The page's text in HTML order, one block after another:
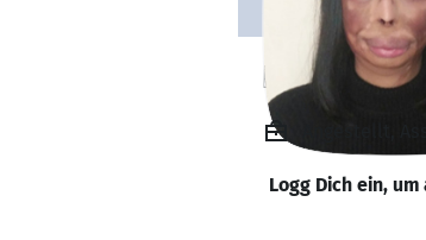
Elina
Angestellt,
Logg Dich ein,